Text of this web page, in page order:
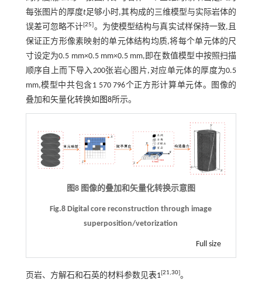
每张图片的厚度t足够小时,其构成的三维模型与实际岩体的
误差可忽略不计[25]。为使模型结构与真实试样保持一致,且
保证正方形像素映射的单元体结构均质,将每个单元体的尺
寸设定为0.5 mm×0.5 mm×0.5 mm,即在数值模型中按照扫描
顺序自上而下导入200张岩心图片,对应单元体的厚度为0.5
mm,模型中共包含1 570 796个正方形计算单元体。图像的
叠加和矢量化转换如 图8所示。
图8 图像的叠加和矢量化转换示意图
Fig.8 Digital core reconstruction through image
superposition/vetorization
Full size
页岩、方解石和石英的材料参数见表1 21,30] 。